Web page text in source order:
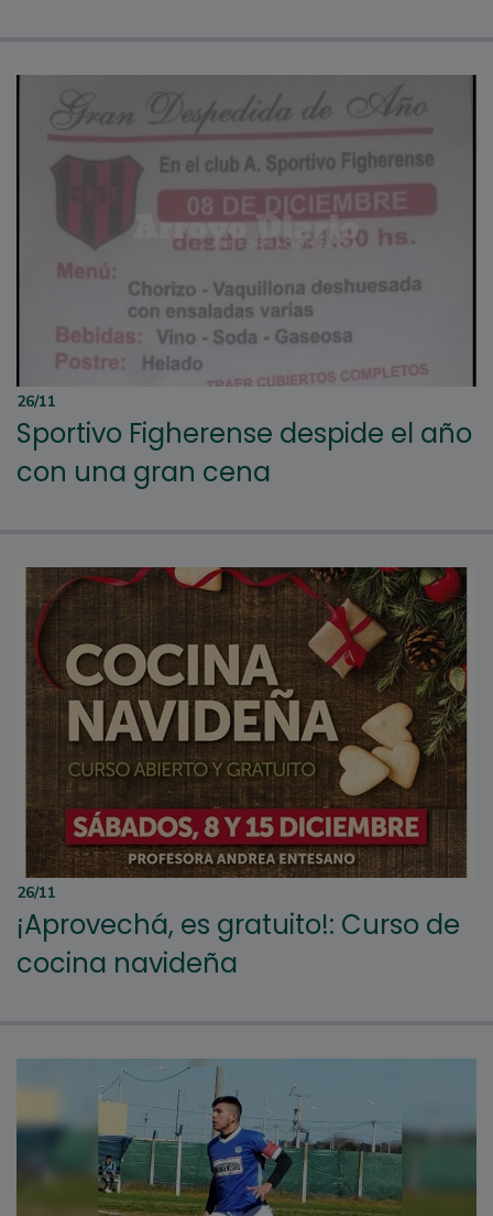
26/11
Sportivo Figherense despide el año
con una gran cena
26/11
¡Aprovechá, es gratuito!: Curso de
cocina navideña